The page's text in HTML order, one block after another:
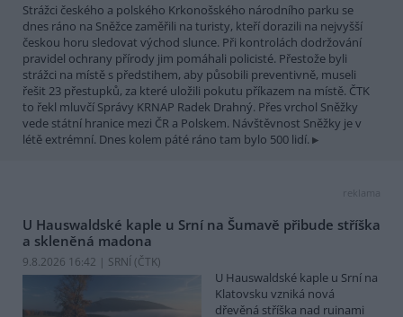
Strážci českého a polského Krkonošského národního parku se
dnes ráno na Sněžce zaměřili na turisty, kteří dorazili na nejvyšší
českou horu sledovat východ slunce. Při kontrolách dodržování
pravidel ochrany přírody jim pomáhali policisté. Přestože byli
strážci na místě s předstihem, aby působili preventivně, museli
řešit 23 přestupků, za které uložili pokutu příkazem na místě. ČTK
to řekl mluvčí Správy KRNAP Radek Drahný. Přes vrchol Sněžky
vede státní hranice mezi ČR a Polskem. Návštěvnost Sněžky je v
létě extrémní. Dnes kolem páté ráno tam bylo 500 lidí.
reklama
U Hauswaldské kaple u Srní na Šumavě přibude stříška
a skleněná madona
9.8.2026 16:42 | SRNÍ (ČTK)
U Hauswaldské kaple u Srní na
Klatovsku vzniká nová
dřevěná stříška nad ruinami